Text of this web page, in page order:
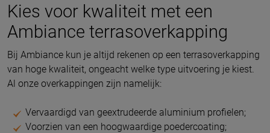
Kies voor kwaliteit met een
Ambiance terrasoverkapping
Bij Ambiance kun je altijd rekenen op een terrasoverkapping
van hoge kwaliteit, ongeacht welke type uitvoering je kiest.
Al onze overkappingen zijn namelijk:
Vervaardigd van geextrudeerde aluminium profielen;
Voorzien van een hoogwaardige poedercoating;